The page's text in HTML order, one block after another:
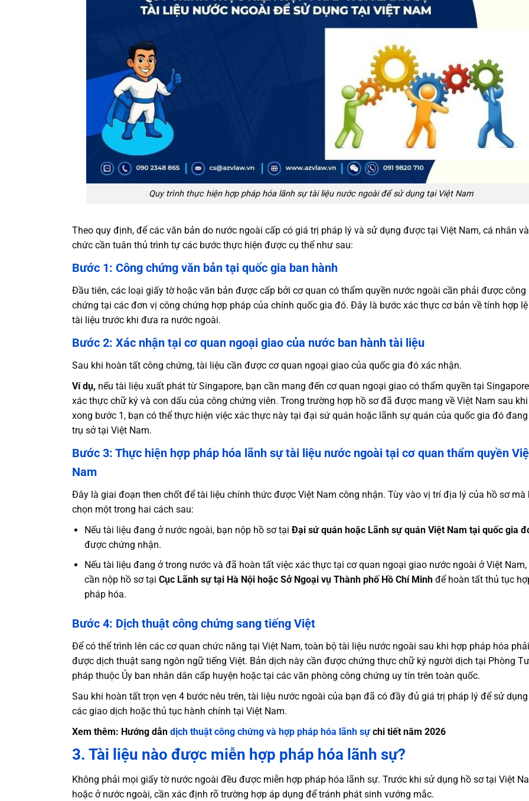
Quy trình thực hiện hợp pháp hóa lãnh sự tài liệu nước ngoài để sử dụng tại Việt Nam
Theo quy định, để các văn bản do nước ngoài cấp có giá trị pháp lý và sử dụng được tại Việt Nam, cá nhân
chức cần tuân thủ trình tự các bước thực hiện được cụ thể như sau:
Bước 1: Công chứng văn bản tại quốc gia ban hành
Đầu tiên, các loại giấy tờ hoặc văn bản được cấp bởi cơ quan có thẩm quyền nước ngoài cần phải được công
chứng tại các đơn vị công chứng hợp pháp của chính quốc gia đó. Đây là bước xác thực cơ bản về tính hợp
tài liệu trước khi đưa ra nước ngoài.
Bước 2: Xác nhận tại cơ quan ngoại giao của nước ban hành tài liệu
Sau khi hoàn tất công chứng, tài liệu cần được cơ quan ngoại giao của quốc gia đó xác nhận.
Ví dụ, nếu tài liệu xuất phát từ Singapore, bạn cần mang đến cơ quan ngoại giao có thẩm quyền tại
xác thực chữ ký và con dấu của công chứng viên. Trong trường hợp hồ sơ đã được mang về Việt Nam sau khi
xong bước 1, bạn có thể thực hiện việc xác thực này tại đại sứ quán hoặc lãnh sự quán của quốc gia đó
trụ sở tại Việt Nam.
Bước 3: Thực hiện hợp pháp hóa lãnh sự tài liệu nước ngoài tại cơ quan thẩm quyền
Nam
Đây là giai đoạn then chốt để tài liệu chính thức được Việt Nam công nhận. Tùy vào vị trí địa lý của hồ sơ mà
chọn một trong hai cách sau:
Nếu tài liệu đang ở nước ngoài, bạn nộp hồ sơ tại Đại sứ quán hoặc Lãnh sự quán Việt Nam tại quốc gia
được chứng nhận.
Nếu tài liệu đang ở trong nước và đã hoàn tất việc xác thực tại cơ quan ngoại giao nước ngoài ở Việt Nam,
cần nộp hồ sơ tại Cục Lãnh sự tại Hà Nội hoặc Sở Ngoại vụ Thành phố Hồ Chí Minhđể hoàn tất thủ tục
pháp hóa.
Bước 4: Dịch thuật công chứng sang tiếng Việt
Để có thể trình lên các cơ quan chức năng tại Việt Nam, toàn bộ tài liệu nước ngoài sau khi hợp pháp hóa phải
được dịch thuật sang ngôn ngữ tiếng Việt. Bản dịch này cần được chứng thực chữ ký người dịch tại Phòng Tư
pháp thuộc Ủy ban nhân dân cấp huyện hoặc tại các văn phòng công chứng uy tín trên toàn quốc.
Sau khi hoàn tất trọn vẹn 4 bước nêu trên, tài liệu nước ngoài của bạn đã có đầy đủ giá trị pháp lý để sử
các giao dịch hoặc thủ tục hành chính tại Việt Nam.
Xem thêm: Hướng dẫn dịch thuật công chứng và hợp pháp hóa lãnh sựchi tiết năm 2026
3. Tài liệu nào được miễn hợp pháp hóa lãnh sự?
Không phải mọi giấy tờ nước ngoài đều được miễn hợp pháp hóa lãnh sự. Trước khi sử dụng hồ sơ tại Việt
hoặc ở nước ngoài, cần xác định rõ trường hợp áp dụng để tránh phát sinh vướng mắc.